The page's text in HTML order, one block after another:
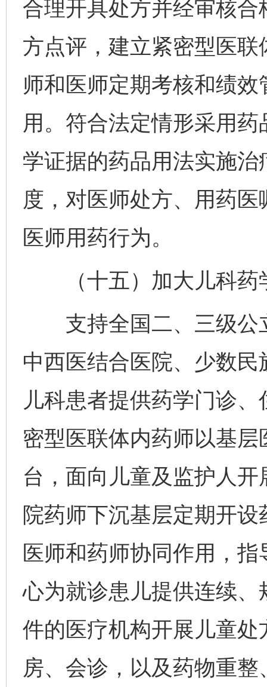
合理开具处方并经审核
方点评，建立紧密型医
师和医师定期考核和绩
用。符合法定情形采用
学证据的药品用法实施
度，对医师处方、用药
医师用药行为。
（十五）加大儿科药
支持全国二、三级公
中西医结合医院、少数
儿科患者提供药学门诊
密型医联体内药师以基
台，面向儿童及监护人
院药师下沉基层定期开
医师和药师协同作用，
心为就诊患儿提供连续
件的医疗机构开展儿童
房、会诊，以及药物重